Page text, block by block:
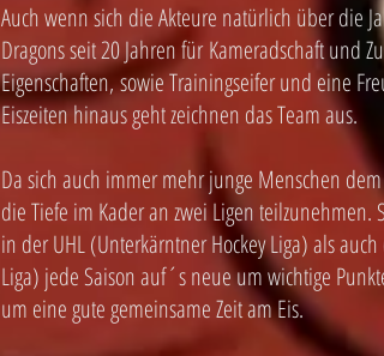
Auch wenn sich die Akteure natürlich über die
Dragons seit 20 Jahren für Kameradschaft und
Eigenschaften, sowie Trainingseifer und eine
Eiszeiten hinaus geht zeichnen das Team aus.
Da sich auch immer mehr junge Menschen
die Tiefe im Kader an zwei Ligen teilzunehmen.
in der UHL (Unterkärntner Hockey Liga) als
Liga) jede Saison auf´s neue um wichtige
um eine gute gemeinsame Zeit am Eis.